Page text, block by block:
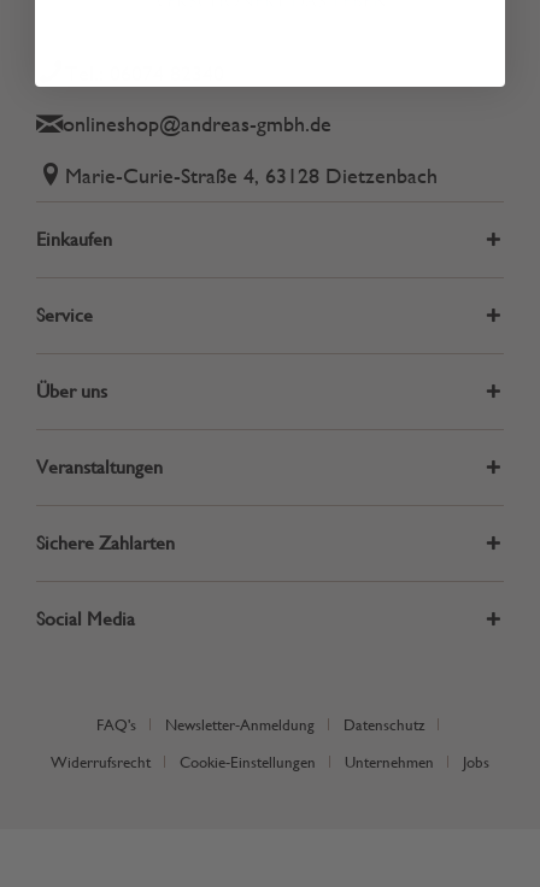
onlineshop@andreas-gmbh.de
Marie-Curie-Straße 4, 63128 Dietzenbach
Einkaufen
Service
Über uns
Veranstaltungen
Sichere Zahlarten
Social Media
FAQ's Newsletter-Anmeldung Datenschutz
Widerrufsrecht Cookie-Einstellungen Unternehmen Jobs